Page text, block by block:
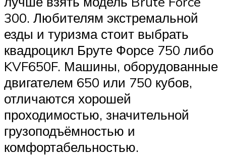
300. Любителям экстремальной
езды и туризма стоит выбрать
квадроцикл Бруте Форсе 750 либо
KVF650F. Машины, оборудованные
двигателем 650 или 750 кубов,
отличаются хорошей
проходимостью, значительной
грузоподъёмностью и
комфортабельностью.